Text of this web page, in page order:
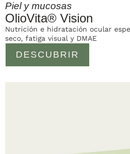
Piel y mucosas
OlioVita® Vision
DESCUBRIR
Nutrición e hidratación ocular
seco, fatiga visual y DMAE